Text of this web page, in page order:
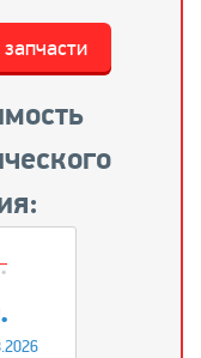
Хочу оригинальные запчасти